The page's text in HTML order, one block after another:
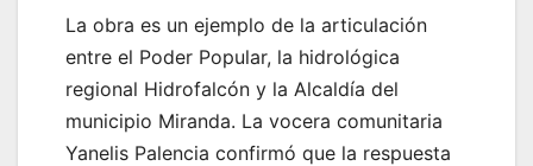
La obra es un ejemplo de la articulación
entre el Poder Popular, la hidrológica
regional Hidrofalcón y la Alcaldía del
municipio Miranda. La vocera comunitaria
Yanelis Palencia confirmó que la respuesta